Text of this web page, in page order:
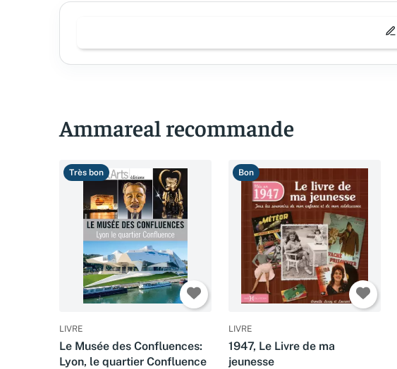
Ammareal recommande
Très bon
LIVRE
Le Musée des Confluences:
Lyon, le quartier Confluence
Bon
LIVRE
1947, Le Livre de ma
jeunesse